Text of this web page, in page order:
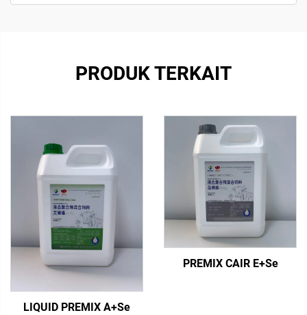
PRODUK TERKAIT
LIQUID PREMIX A+Se
PREMIX CAIR E+Se